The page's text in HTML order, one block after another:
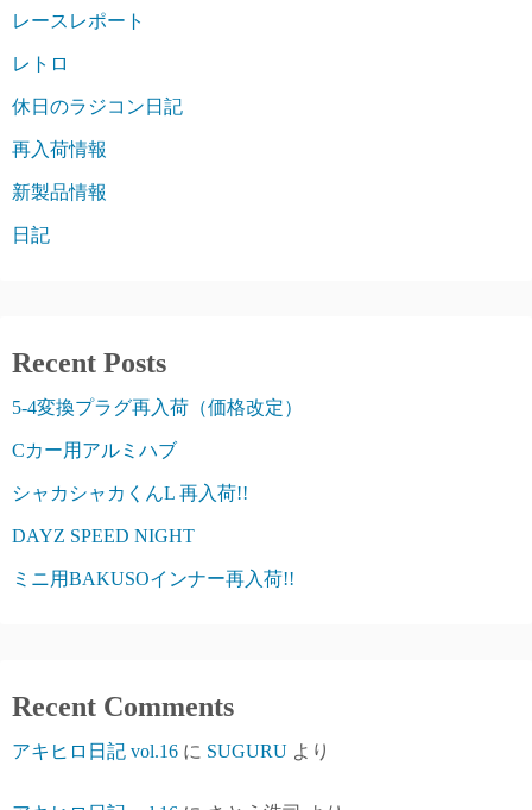
レースレポート
レトロ
休日のラジコン日記
再入荷情報
新製品情報
日記
Recent Posts
5-4変換プラグ再入荷（価格改定）
Cカー用アルミハブ
シャカシャカくんL 再入荷!!
DAYZ SPEED NIGHT
ミニ用BAKUSOインナー再入荷!!
Recent Comments
アキヒロ日記 vol.16 に SUGURU より